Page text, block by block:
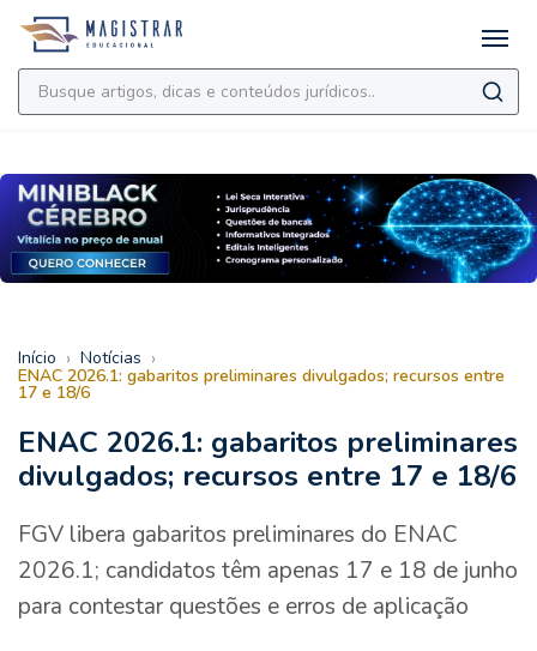
Início › Notícias ›
ENAC 2026.1: gabaritos preliminares divulgados; recursos entre
17 e 18/6
ENAC 2026.1: gabaritos preliminares
divulgados; recursos entre 17 e 18/6
FGV libera gabaritos preliminares do ENAC
2026.1; candidatos têm apenas 17 e 18 de junho
para contestar questões e erros de aplicação